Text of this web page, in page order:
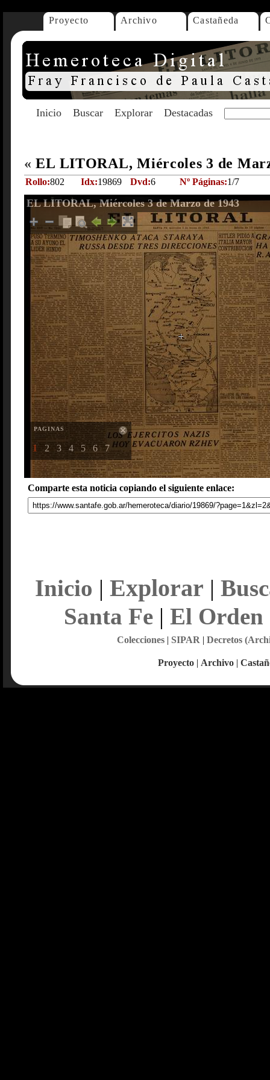
Proyecto Archivo Castañeda
Inicio Buscar Explorar Destacadas
« EL LITORAL, Miércoles 3 de
Rollo:802 Idx:19869 Dvd:6 Nº Páginas:1/7
EL LITORAL, Miércoles 3 de Marzo de 1943
PAGINAS
1 2 3 4 5 6 7
Comparte esta noticia copiando el siguiente enlace:
Inicio | Explorar |
Santa Fe| El Orden
Colecciones| SIPAR | Decretos
Proyecto | Archivo |